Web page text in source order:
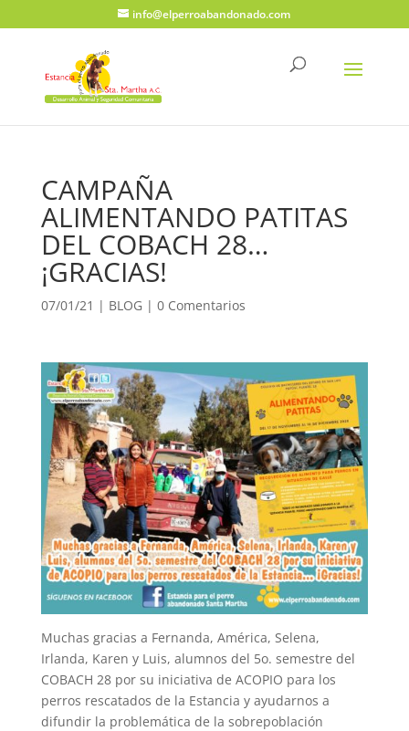
info@elperroabandonado.com
CAMPAÑA
ALIMENTANDO PATITAS
DEL COBACH 28…
¡GRACIAS!
07/01/21 | BLOG | 0 Comentarios
Muchas gracias a Fernanda, América, Selena,
Irlanda, Karen y Luis, alumnos del 5o. semestre del
COBACH 28 por su iniciativa de ACOPIO para los
perros rescatados de la Estancia y ayudarnos a
difundir la problemática de la sobrepoblación